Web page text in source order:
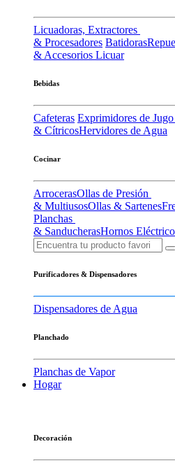
Licuadoras, Extractores
& Procesadores Batidoras
& Accesorios Licuar
Bebidas
Cafeteras Exprimidores de Jugo
& CítricosHervidores de Agua
Cocinar
ArrocerasOllas de Presión
& MultiusosOllas & Sartenes
Planchas
& SanducherasHornos
Purificadores & Dispensadores
Dispensadores de Agua
Planchado
Planchas de Vapor
Hogar
Decoración